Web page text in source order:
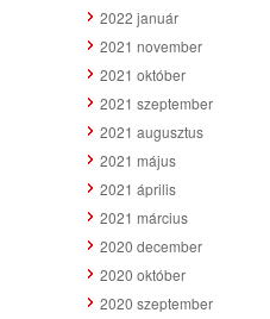
2022 január
2021 november
2021 október
2021 szeptember
2021 augusztus
2021 május
2021 április
2021 március
2020 december
2020 október
2020 szeptember